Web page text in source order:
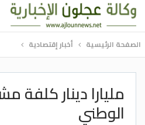
الصفحة الرئيسية أخبار إقتصادية
مليارا دينار كلفة
الوطني